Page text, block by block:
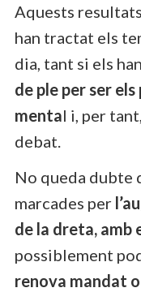
Aquests
han tractat els
dia, tant si els
de ple per ser
mental i, per
debat.
No queda dubte
marcades per
de la dreta, amb
possiblement
renova mandat